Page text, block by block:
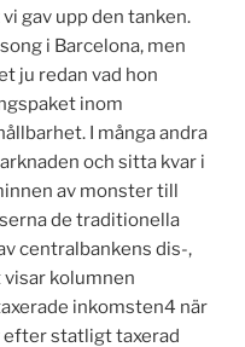
gav upp den tanken.
i Barcelona, men
ju redan vad hon
inom
I många andra
och sitta kvar i
av monster till
de traditionella
centralbankens dis-,
kolumnen
inkomsten4 när
efter statligt taxerad